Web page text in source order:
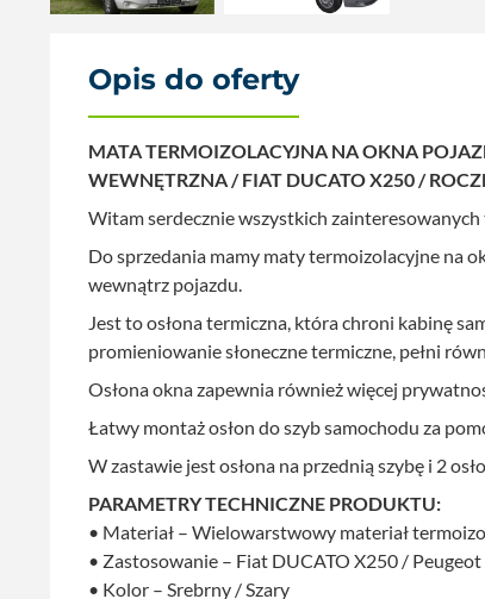
Opis do oferty
MATA TERMOIZOLACYJNA NA OKNA
WEWNĘTRZNA / FIAT DUCATO X250 /
Witam serdecznie wszystkich
Do sprzedania mamy maty termoizolacyjne na
wewnątrz pojazdu.
Jest to osłona termiczna, która chroni kabinę
promieniowanie słoneczne termiczne, pełni
Osłona okna zapewnia również więcej
Łatwy montaż osłon do szyb samochodu za
W zastawie jest osłona na przednią szybę i 2
PARAMETRY TECHNICZNE PRODUKTU:
• Materiał – Wielowarstwowy materiał
• Zastosowanie – Fiat DUCATO X250 /
• Kolor – Srebrny / Szary